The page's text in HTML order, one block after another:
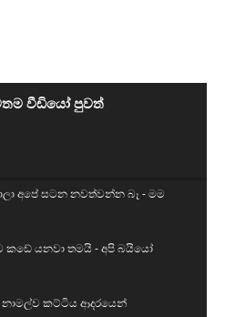
වීඩියෝ පුවත්
අපේ සටන නවත්වන්න බෑ - මම
කඩේ යනවා තමයි - අපි බයියෝ
නාමල්ව කට්ටිය ආදරයෙන්